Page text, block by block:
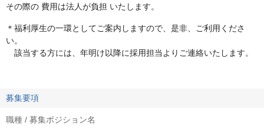
その際の 費用は法人が負担 いたします。
＊福利厚生の一環としてご案内しますので、是非、ご利用くださ
い。
該当する方には、年明け以降に採用担当よりご連絡いたします。
募集要項
職種 / 募集ポジション名